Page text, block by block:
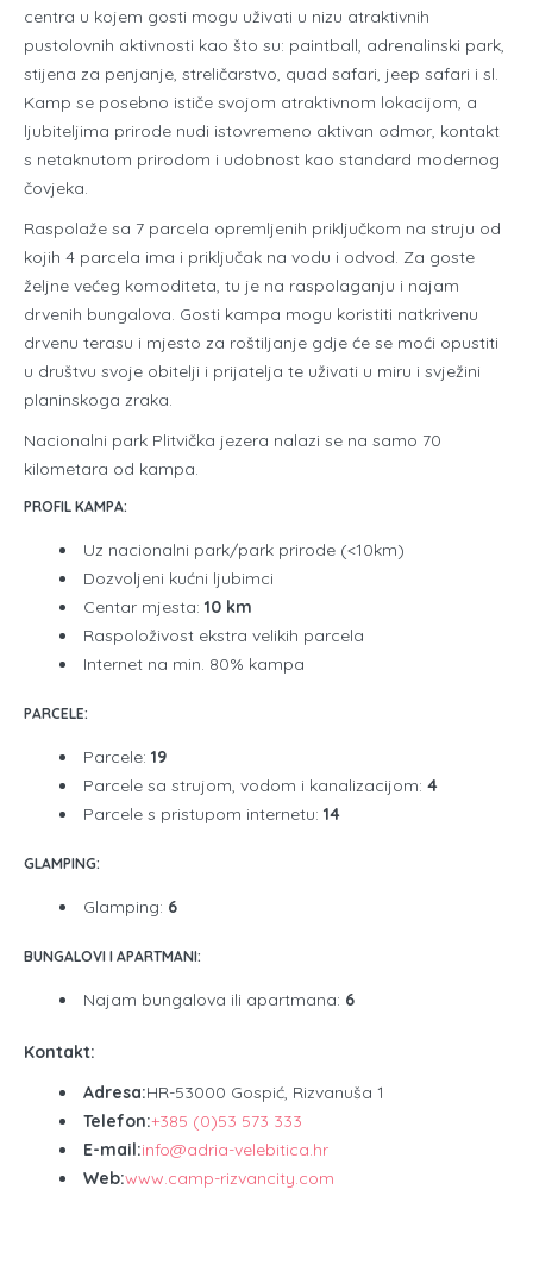
centra u kojem gosti mogu uživati u nizu atraktivnih
pustolovnih aktivnosti kao što su: paintball, adrenalinski park,
stijena za penjanje, streličarstvo, quad safari, jeep safari i sl.
Kamp se posebno ističe svojom atraktivnom lokacijom, a
ljubiteljima prirode nudi istovremeno aktivan odmor, kontakt
s netaknutom prirodom i udobnost kao standard modernog
čovjeka.
Raspolaže sa 7 parcela opremljenih priključkom na struju od
kojih 4 parcela ima i priključak na vodu i odvod. Za goste
željne većeg komoditeta, tu je na raspolaganju i najam
drvenih bungalova. Gosti kampa mogu koristiti natkrivenu
drvenu terasu i mjesto za roštiljanje gdje će se moći opustiti
u društvu svoje obitelji i prijatelja te uživati u miru i svježini
planinskoga zraka.
Nacionalni park Plitvička jezera nalazi se na samo 70
kilometara od kampa.
PROFIL KAMPA:
Uz nacionalni park/park prirode (<10km)
Dozvoljeni kućni ljubimci
Centar mjesta: 10 km
Raspoloživost ekstra velikih parcela
Internet na min. 80% kampa
PARCELE:
Parcele: 19
Parcele sa strujom, vodom i kanalizacijom: 4
Parcele s pristupom internetu: 14
GLAMPING:
Glamping: 6
BUNGALOVI I APARTMANI:
Najam bungalova ili apartmana: 6
Kontakt:
Adresa:HR-53000 Gospić, Rizvanuša 1
Telefon:+385 (0)53 573 333
E-mail:info@adria-velebitica.hr
Web:www.camp-rizvancity.com